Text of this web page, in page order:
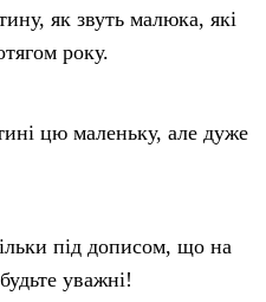
як звуть малюка, які
року.
цю маленьку, але дуже
під дописом, що на
уважні!